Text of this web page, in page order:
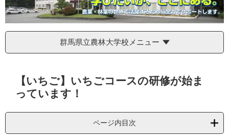
群馬県立農林大学校メニュー
【いちご】いちごコースの研修が始ま
っています！
ページ内目次